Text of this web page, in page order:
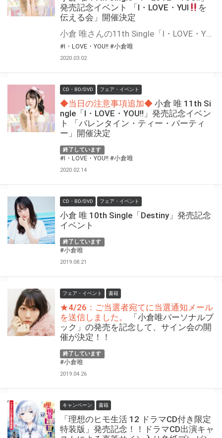
発売記念イベント 「I・LOVE・YUI
を
伝える会」開催決定
#I・LOVE・YOU!! #小倉唯
2020.03.02
CD・BD/DVD フェア・イベント
◆当日の注意事項追加◆ 小倉 唯 11th Si
ngle「I・LOVE・YOU!!」発売記念イベン
ト 「バレンタイン・ティー・パーティ
ー」開催決定
終了しています
#I・LOVE・YOU!! #小倉唯
2020.02.14
CD・BD/DVD フェア・イベント
小倉 唯 10th Single「Destiny」発売記念
イベント
終了しています
#小倉唯
2019.08.21
フェア・イベント 書籍
★4/26：ご当選者宛てに当選通知メール
を送信しました。
「小倉唯パーソナルブ
ック」の発売を記念して、サイン会の開
催が決定！！
終了しています
#小倉唯
2019.04.26
キャンペーン 書籍
「理想のヒモ生活 12 ドラマCD付き限定
特装版」発売記念！！ドラマCD出演キャ